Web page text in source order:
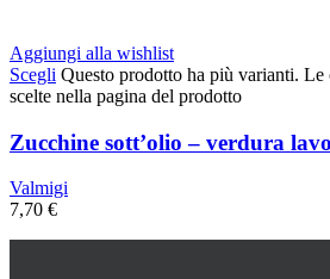
Aggiungi alla wishlist
Scegli Questo prodotto ha più varianti. Le
scelte nella pagina del prodotto
Zucchine sott’olio – verdura
Valmigi
7,70 €